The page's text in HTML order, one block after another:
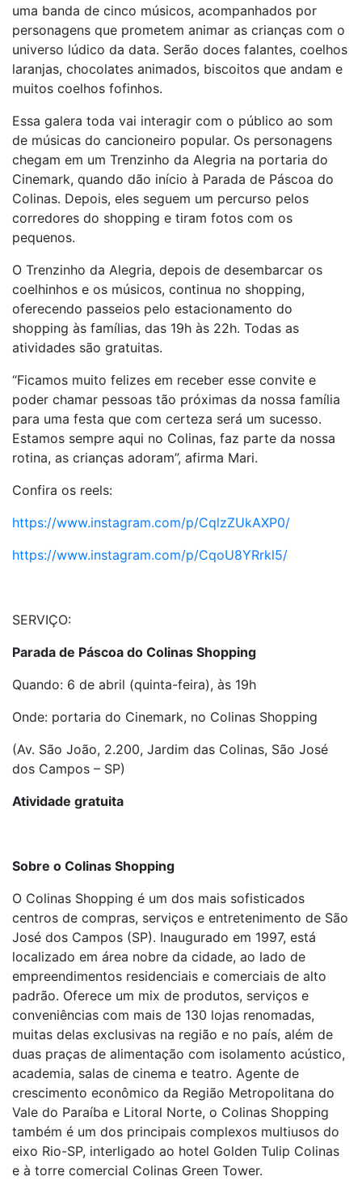
uma banda de cinco músicos, acompanhados por
personagens que prometem animar as crianças com o
universo lúdico da data. Serão doces falantes, coelhos
laranjas, chocolates animados, biscoitos que andam e
muitos coelhos fofinhos.
Essa galera toda vai interagir com o público ao som
de músicas do cancioneiro popular. Os personagens
chegam em um Trenzinho da Alegria na portaria do
Cinemark, quando dão início à Parada de Páscoa do
Colinas. Depois, eles seguem um percurso pelos
corredores do shopping e tiram fotos com os
pequenos.
O Trenzinho da Alegria, depois de desembarcar os
coelhinhos e os músicos, continua no shopping,
oferecendo passeios pelo estacionamento do
shopping às famílias, das 19h às 22h. Todas as
atividades são gratuitas.
“Ficamos muito felizes em receber esse convite e
poder chamar pessoas tão próximas da nossa família
para uma festa que com certeza será um sucesso.
Estamos sempre aqui no Colinas, faz parte da nossa
rotina, as crianças adoram”, afirma Mari.
Confira os reels:
https://www.instagram.com/p/CqlzZUkAXP0/
https://www.instagram.com/p/CqoU8YRrkl5/
SERVIÇO:
Parada de Páscoa do Colinas Shopping
Quando: 6 de abril (quinta-feira), às 19h
Onde: portaria do Cinemark, no Colinas Shopping
(Av. São João, 2.200, Jardim das Colinas, São José
dos Campos – SP)
Atividade gratuita
Sobre o Colinas Shopping
O Colinas Shopping é um dos mais sofisticados
centros de compras, serviços e entretenimento de São
José dos Campos (SP). Inaugurado em 1997, está
localizado em área nobre da cidade, ao lado de
empreendimentos residenciais e comerciais de alto
padrão. Oferece um mix de produtos, serviços e
conveniências com mais de 130 lojas renomadas,
muitas delas exclusivas na região e no país, além de
duas praças de alimentação com isolamento acústico,
academia, salas de cinema e teatro. Agente de
crescimento econômico da Região Metropolitana do
Vale do Paraíba e Litoral Norte, o Colinas Shopping
também é um dos principais complexos multiusos do
eixo Rio-SP, interligado ao hotel Golden Tulip Colinas
e à torre comercial Colinas Green Tower.